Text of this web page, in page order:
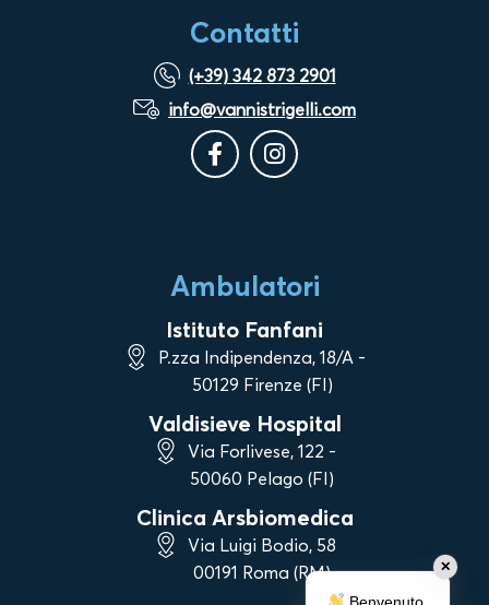
Contatti
(+39) 342 873 2901
info@vannistrigelli.com
Ambulatori
Istituto Fanfani
P.zza Indipendenza, 18/A -
50129 Firenze (FI)
Valdisieve Hospital
Via Forlivese, 122 -
50060 Pelago (FI)
Clinica Arsbiomedica
Via Luigi Bodio, 58
00191 Roma (RM)
✕
Benvenuto,